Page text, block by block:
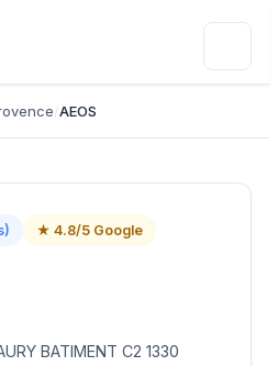
AEOS
★ 4.8/5 Google
BATIMENT C2 1330